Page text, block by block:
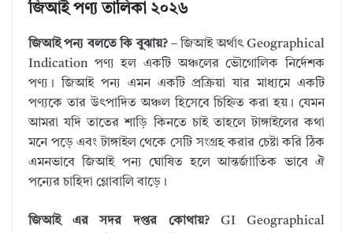
জিআই পণ্য তালিকা ২০২৬
জিআই পন্য বলতে কি বুঝায়?– জিআই অর্থাৎ Geographical
Indication পণ্য হল একটি অঞ্চলের ভৌগোলিক নির্দেশক
পণ্য। জিআই পন্য এমন একটি প্রক্রিয়া যার মাধ্যমে একটি
পণ্যকে তার উৎপাদিত অঞ্চল হিসেবে চিহ্নিত করা হয়। যেমন
আমরা যদি তাতের শাড়ি কিনতে চাই তাহলে টাঙ্গাইলের কথা
মনে পড়ে এবং টাঙ্গাইল থেকে সেটি সংগ্রহ করার চেষ্টা করি ঠিক
এমনভাবে জিআই পন্য ঘোষিত হলে আন্তর্জাাতিক ভাবে ঐ
পন্যের চাহিদা গ্লোবালি বাড়ে।
জিআই এর সদর দপ্তর কোথায়?GI Geographical